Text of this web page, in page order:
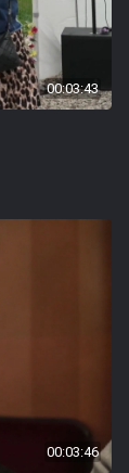
00:03:43
00:03:46